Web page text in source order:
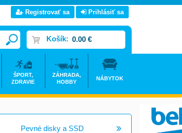
Pevné disky a SSD
Registrovať sa Prihlásiť sa
Košík: 0.00 €
ŠPORT,
ZDRAVIE
ZÁHRADA,
HOBBY
NÁBYTOK